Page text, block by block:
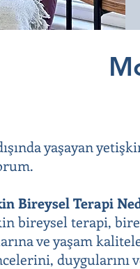
yaşayan
Bireysel Terapi
bireysel terapi,
ve yaşam
duygularını